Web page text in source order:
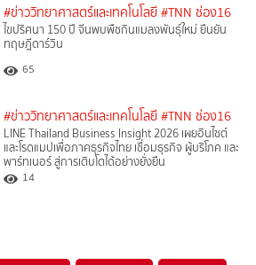
#ข่าววิทยาศาสตร์และเทคโนโลยี #TNN ช่อง16
ไขปริศนา 150 ปี จีนพบพืชกินแมลงพันธุ์ใหม่ ยืนยัน
ทฤษฎีดาร์วิน
65
#ข่าววิทยาศาสตร์และเทคโนโลยี #TNN ช่อง16
LINE Thailand Business Insight 2026 เผยอินไซต์
และโรดแมปเพื่อภาคธุรกิจไทย เชื่อมธุรกิจ ผู้บริโภค และ
พาร์ทเนอร์ สู่การเติบโตได้อย่างยั่งยืน
14